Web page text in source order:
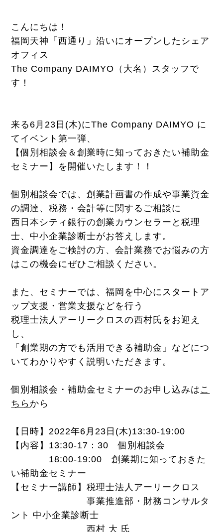
こんにちは！
福岡天神「西通り」沿いにオープンしたシェア
オフィス
The Company DAIMYO（ 大名）スタッフで
す！
来る6月23日(木)にThe Company DAIMYO に
てイベント第一弾、
【個別相談会＆創業時に知っておきたい補助金
セミナー】を開催いたします！！
個別相談会では、創業計画書の作成や事業資金
の調達、税務・会計等に関するご相談に
西日本シティ銀行の創業カウンセラーと税理
士、中小企業診断士がお答えします。
資金調達をご検討の方、会計業務でお悩みの方
はこの機会にぜひご相談ください。
また、セミナーでは、福岡を中心にスタートア
ップ支援・営業支援などを行う
税理士法人アーリークロスの西村氏をお迎え
し、
「創業期の方でも活用できる補助金」などにつ
いてわかりやすく説明いただきます。
個別相談会・補助金セミナーのお申し込みは こ
ちらから
【日時】2022年6月23日(木)13:30-19:00
【内容】13:30-17：30 個別相談会
18:00-19:00 創業期に知っておきた
い補助金セミナー
【セミナー講師】税理士法人アーリークロス
事業推進部・財務コンサルタ
ント 中小企業診断士
西村 大 氏